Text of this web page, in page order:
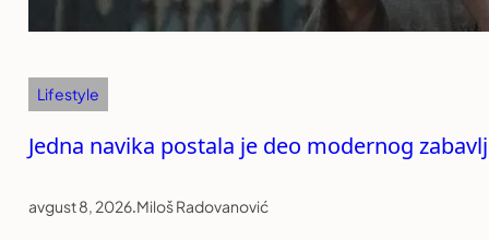
Lifestyle
Jedna navika postala je deo modernog
avgust 8, 2026.Miloš Radovanović